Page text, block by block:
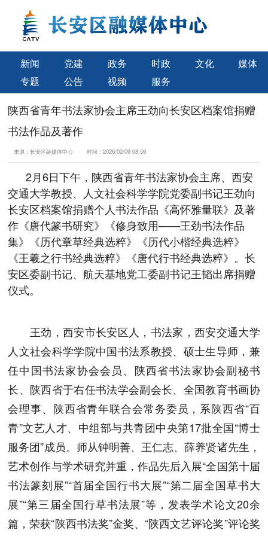
新闻 党建 政务 时政 文化
媒体
专题
公告 视频 服务
陕西省青年书法家协会主席王劲向长安区档案馆捐赠
书法作品及著作
来源：长安区融媒体中心 时间：2026/02/09 08:59
2月6日下午，陕西省青年书法家协会主席、西安
交通大学教授、人文社会科学学院党委副书记王劲向
长安区档案馆捐赠个人书法作品《高怀雅量联》及著
作《唐代篆书研究》《修身致用——王劲书法作品
集》《历代章草经典选粹》《历代小楷经典选粹》
《王羲之行书经典选粹》《唐代行书经典选粹》。长
安区委副书记、航天基地党工委副书记王韬出席捐赠
仪式。
王劲，西安市长安区人，书法家，西安交通大学
人文社会科学学院中国书法系教授、硕士生导师，兼
任中国书法家协会会员、陕西省书法家协会副秘书
长、陕西省于右任书法学会副会长、全国教育书画协
会理事、陕西省青年联合会常务委员，系陕西省“百
青”文艺人才、中组部与共青团中央第17批全国“博士
服务团”成员。师从钟明善、王仁志、薛养贤诸先生，
艺术创作与学术研究并重，作品先后入展“全国第十届
书法篆刻展”“首届全国行书大展”“第二届全国草书大
展”“第三届全国行草书法展”等，发表学术论文20余
篇，荣获“陕西书法奖”金奖、“陕西文艺评论奖”评论奖